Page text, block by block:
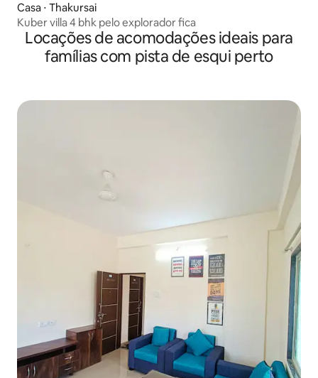
Casa ⋅ Thakursai
Kuber villa 4 bhk pelo explorador fica
Locações de acomodações ideais para
famílias com pista de esqui perto